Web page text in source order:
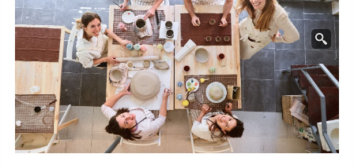
Circuito de verano en El Rastro
El Rastroes uno de los puntos calientes de
esta edición de Madrid Craft Week, con un
circuito de artesanosque revalida el papel
fundamental de estebarrioen la
tradición
artesana.